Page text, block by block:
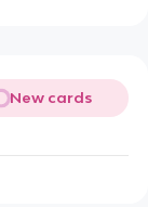
New cards